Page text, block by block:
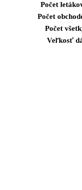
Počet
Počet
Počet
Veľkosť